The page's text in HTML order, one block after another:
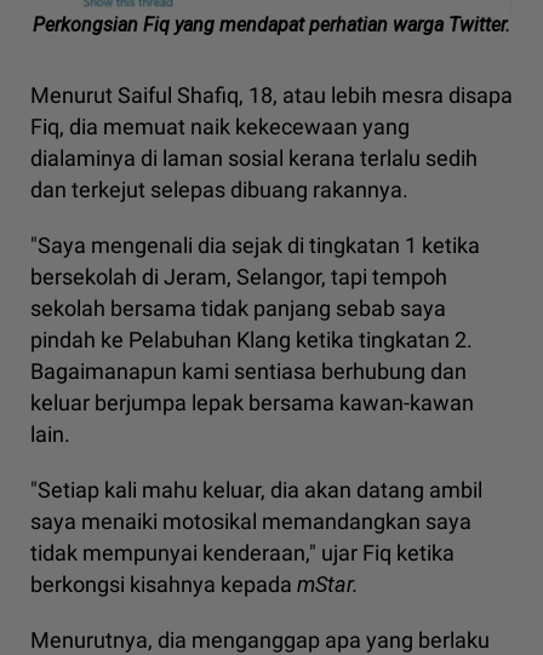
Perkongsian Fiq yang mendapat perhatian warga Twitter.
Menurut Saiful Shafiq, 18, atau lebih mesra disapa
Fiq, dia memuat naik kekecewaan yang
dialaminya di laman sosial kerana terlalu sedih
dan terkejut selepas dibuang rakannya.
"Saya mengenali dia sejak di tingkatan 1 ketika
bersekolah di Jeram, Selangor, tapi tempoh
sekolah bersama tidak panjang sebab saya
pindah ke Pelabuhan Klang ketika tingkatan 2.
Bagaimanapun kami sentiasa berhubung dan
keluar berjumpa lepak bersama kawan-kawan
lain.
"Setiap kali mahu keluar, dia akan datang ambil
saya menaiki motosikal memandangkan saya
tidak mempunyai kenderaan," ujar Fiq ketika
berkongsi kisahnya kepada mStar.
Menurutnya, dia menganggap apa yang berlaku